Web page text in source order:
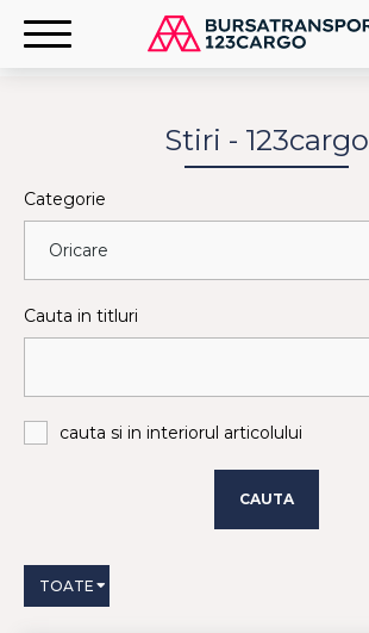
Stiri - 123cargo
Categorie
Cauta in titluri
cauta si in interiorul articolului
CAUTA
TOATE